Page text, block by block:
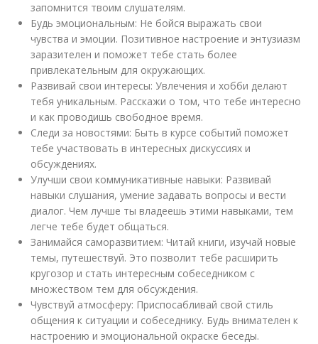
запомнится твоим слушателям.
Будь эмоциональным: Не бойся выражать свои
чувства и эмоции. Позитивное настроение и энтузиазм
заразителен и поможет тебе стать более
привлекательным для окружающих.
Развивай свои интересы: Увлечения и хобби делают
тебя уникальным. Расскажи о том, что тебе интересно
и как проводишь свободное время.
Следи за новостями: Быть в курсе событий поможет
тебе участвовать в интересных дискуссиях и
обсуждениях.
Улучши свои коммуникативные навыки: Развивай
навыки слушания, умение задавать вопросы и вести
диалог. Чем лучше ты владеешь этими навыками, тем
легче тебе будет общаться.
Занимайся саморазвитием: Читай книги, изучай новые
темы, путешествуй. Это позволит тебе расширить
кругозор и стать интересным собеседником с
множеством тем для обсуждения.
Чувствуй атмосферу: Приспосабливай свой стиль
общения к ситуации и собеседнику. Будь внимателен к
настроению и эмоциональной окраске беседы.